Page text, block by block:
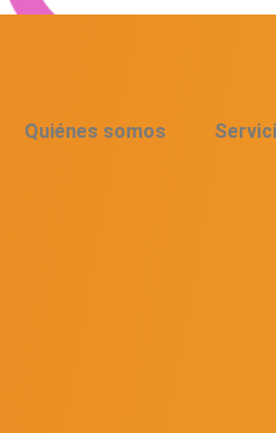
Quiénes somos